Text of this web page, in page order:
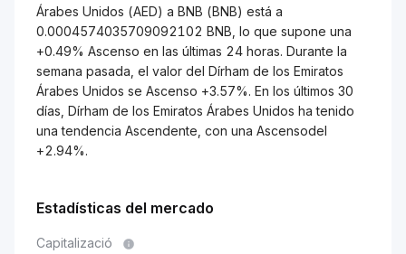
Árabes Unidos (AED) a BNB (BNB) está a
0.0004574035709092102 BNB, lo que supone una
+0.49% Ascenso en las últimas 24 horas. Durante la
semana pasada, el valor del Dírham de los Emiratos
Árabes Unidos se Ascenso +3.57%. En los últimos 30
días, Dírham de los Emiratos Árabes Unidos ha tenido
una tendencia Ascendente, con una Ascensodel
+2.94%.
Estadísticas del mercado
Capitalizació